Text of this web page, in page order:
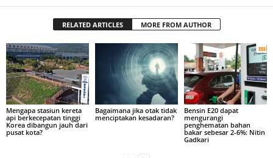
RELATED ARTICLES MORE FROM AUTHOR
Mengapa stasiun kereta
api berkecepatan tinggi
Korea dibangun jauh dari
pusat kota?
Bagaimana jika otak tidak
menciptakan kesadaran?
Bensin E20 dapat
mengurangi
penghematan bahan
bakar sebesar 2-6%: Nitin
Gadkari